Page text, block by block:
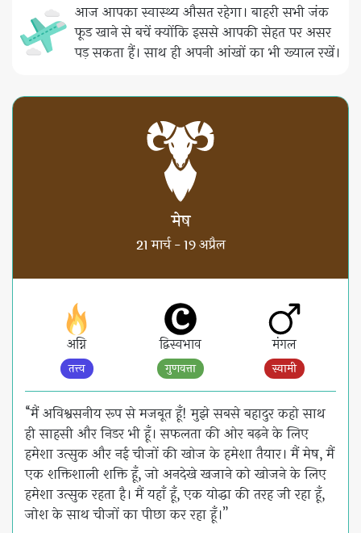
आज आपका स्वास्थ्य औसत रहेगा। बाहरी सभी जंक
फूड खाने से बचें क्योंकि इससे आपकी सेहत पर असर
पड़ सकता हैं। साथ ही अपनी आंखों का भी ख्याल रखें।
मेष
21 मार्च - 19 अप्रैल
अग्नि
तत्त्व
द्विस्वभाव
गुणवत्ता
मंगल
स्वामी
“मैं अविश्वसनीय रूप से मजबूत हूँ! मुझे सबसे बहादुर कहो साथ
ही साहसी और निडर भी हूँ। सफलता की ओर बढ़ने के लिए
हमेशा उत्सुक और नई चीजों की खोज के हमेशा तैयार। मैं मेष, मैं
एक शक्तिशाली शक्ति हूँ, जो अनदेखे खजाने को खोजने के लिए
हमेशा उत्सुक रहता है। मैं यहाँ हूँ, एक योद्धा की तरह जी रहा हूँ,
जोश के साथ चीजों का पीछा कर रहा हूँ।”